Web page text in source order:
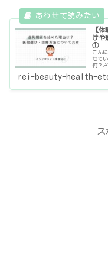
【
けや
①
こん
せて
何？
ごく
rei-beauty-health-
ス